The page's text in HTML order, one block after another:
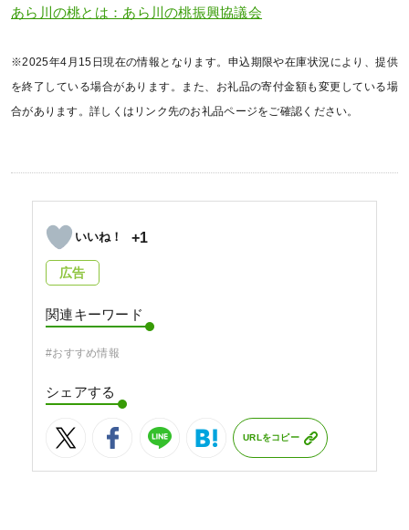
あら川の桃とは：あら川の桃振興協議会
※2025年4月15日現在の情報となります。申込期限や在庫状況により、提供
を終了している場合があります。また、お礼品の寄付金額も変更している場
合があります。詳しくはリンク先のお礼品ページをご確認ください。
+1
広告
関連キーワード
#おすすめ情報
シェアする
URLをコピー